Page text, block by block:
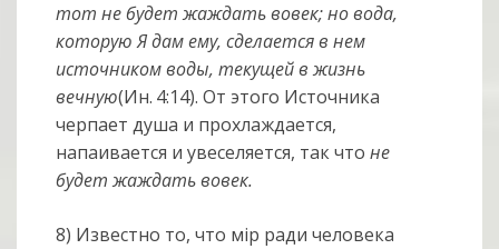
тот не будет жаждать вовек; но вода,
которую Я дам ему, сделается в нем
источником воды, текущей в жизнь
вечную(Ин. 4:14). От этого Источника
черпает душа и прохлаждается,
напаивается и увеселяется, так чтоне
будет жаждать вовек.
8) Известно то, что мiр ради человека